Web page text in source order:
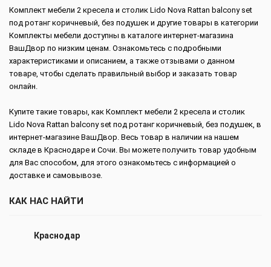
Комплект мебели 2 кресела и столик Lido Nova Rattan balcony set
под ротанг коричневый, без подушек и другие товары в категории
Комплекты мебели доступны в каталоге интернет-магазина
ВашДвор по низким ценам. Ознакомьтесь с подробными
характеристиками и описанием, а также отзывами о данном
товаре, чтобы сделать правильный выбор и заказать товар
онлайн.
Купите такие товары, как Комплект мебели 2 кресела и столик
Lido Nova Rattan balcony set под ротанг коричневый, без подушек, в
интернет-магазине ВашДвор. Весь товар в наличии на нашем
складе в Краснодаре и Сочи. Вы можете получить товар удобным
для Вас способом, для этого ознакомьтесь с информацией о
доставке и самовывозе.
КАК НАС НАЙТИ
Краснодар